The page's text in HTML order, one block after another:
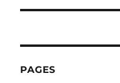
PAGES